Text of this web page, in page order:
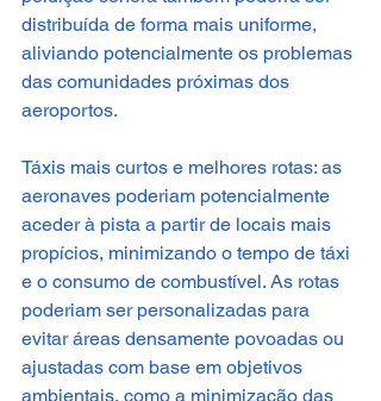
distribuída de forma mais uniforme,
aliviando potencialmente os problemas
das comunidades próximas dos
aeroportos.
Táxis mais curtos e melhores rotas: as
aeronaves poderiam potencialmente
aceder à pista a partir de locais mais
propícios, minimizando o tempo de táxi
e o consumo de combustível. As rotas
poderiam ser personalizadas para
evitar áreas densamente povoadas ou
ajustadas com base em objetivos
ambientais, como a minimização das